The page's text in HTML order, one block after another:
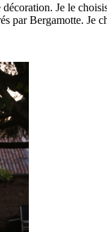
Je le
par Bergamotte. Je